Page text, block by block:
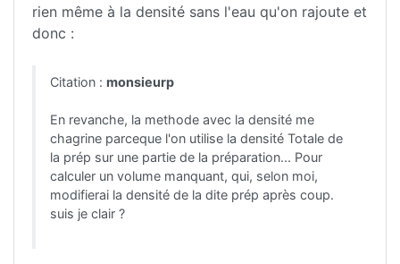
rien même à la densité sans l'eau qu'on rajoute et
donc :
Citation : monsieurp
En revanche, la methode avec la densité me
chagrine parceque l'on utilise la densité Totale de
la prép sur une partie de la préparation... Pour
calculer un volume manquant, qui, selon moi,
modifierai la densité de la dite prép après coup.
suis je clair ?